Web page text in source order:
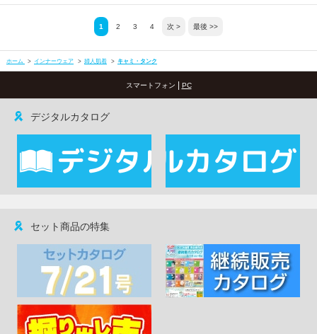
1 2 3 4 次 > 最後 >>
ホーム > インナーウェア > 婦人肌着 > キャミ・タンク
スマートフォン PC
デジタルカタログ
セット商品の特集